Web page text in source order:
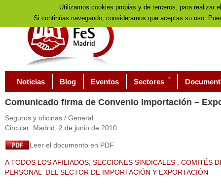
Noticias Blog Eventos Sectores
Comunicado firma de Convenio Importación –
Seguros y oficinas / General
Circular Madrid, 2 de junio de 2010
Leer el documento en PDF
A TODOS LOS AFILIADOS, SECCIONES SINDICALES , COMITÉS
PERSONAL DEL SECTOR DE IMPORTACIÓN Y EXPORTACIÓN
Utilizamos cookies propias y de terceros, para realizar
Si continúas navegando, consideramos que aceptas su uso.